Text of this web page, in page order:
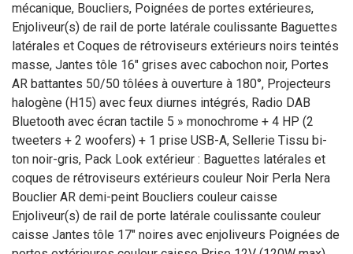
mécanique, Boucliers, Poignées de portes extérieures,
Enjoliveur(s) de rail de porte latérale coulissante Baguettes
latérales et Coques de rétroviseurs extérieurs noirs teintés
masse, Jantes tôle 16" grises avec cabochon noir, Portes
AR battantes 50/50 tôlées à ouverture à 180°, Projecteurs
halogène (H15) avec feux diurnes intégrés, Radio DAB
Bluetooth avec écran tactile 5 » monochrome + 4 HP (2
tweeters + 2 woofers) + 1 prise USB-A, Sellerie Tissu bi-
ton noir-gris, Pack Look extérieur : Baguettes latérales et
coques de rétroviseurs extérieurs couleur Noir Perla Nera
Bouclier AR demi-peint Boucliers couleur caisse
Enjoliveur(s) de rail de porte latérale coulissante couleur
caisse Jantes tôle 17" noires avec enjoliveurs Poignées de